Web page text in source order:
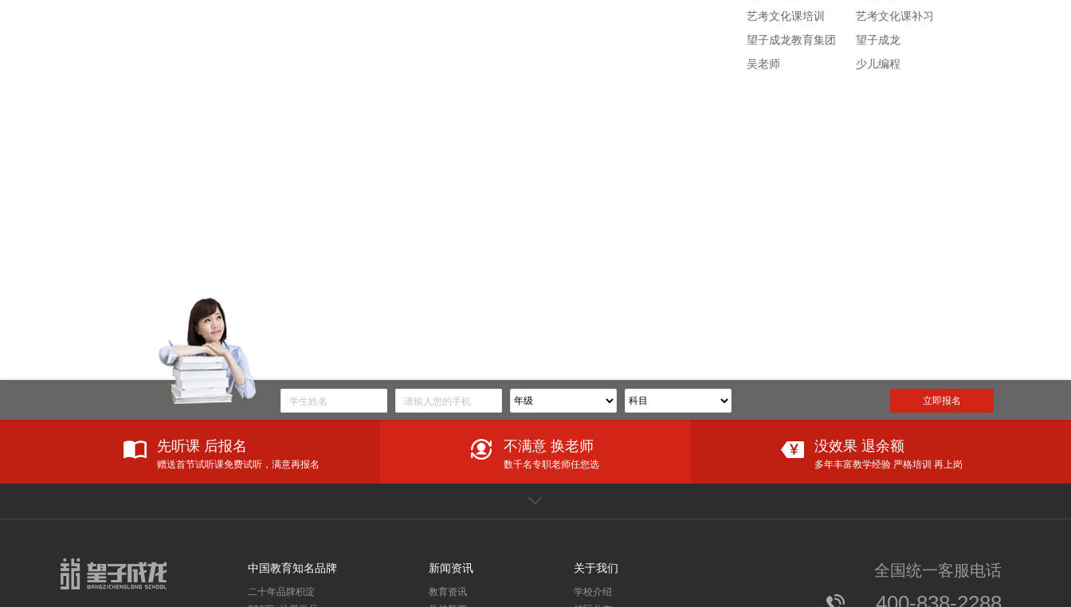
艺考文化课培训
艺考文化课补习
望子成龙教育集团
望子成龙
吴老师
少儿编程
立即报名
先听课 后报名
赠送首节试听课免费试听，满意再报名
不满意 换老师
数千名专职老师任您选
没效果 退余额
多年丰富教学经验 严格培训 再上岗
中国教育知名品牌
二十年品牌积淀
新闻资讯
教育资讯
关于我们
学校介绍
全国统一客服电话